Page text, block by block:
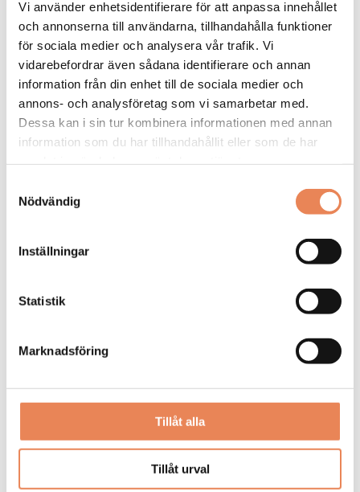
Vi använder enhetsidentifierare för att anpassa innehållet
och annonserna till användarna, tillhandahålla funktioner
för sociala medier och analysera vår trafik. Vi
vidarebefordrar även sådana identifierare och annan
information från din enhet till de sociala medier och
annons- och analysföretag som vi samarbetar med.
Dessa kan i sin tur kombinera informationen med annan
information som du har tillhandahållit eller som de har
Nödvändig
Inställningar
Statistik
Marknadsföring
Tillåt alla
Tillåt urval
DAGAR KVAR:
28
Arbetsgivare: Smådalarö Gård Hotell & Spa
Sista ansökningsdag: 2026-08-30
DAGAR KVAR:
23